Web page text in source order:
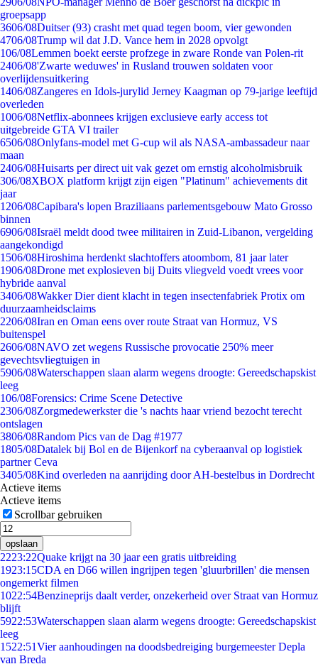
groepsapp
3606/08Duitser (93) crasht met quad tegen boom, vier gewonden
4706/08Trump wil dat J.D. Vance hem in 2028 opvolgt
106/08Lemmen boekt eerste profzege in zware Ronde van Polen-rit
2406/08'Zwarte weduwes' in Rusland trouwen soldaten voor
overlijdensuitkering
1406/08Zangeres en Idols-jurylid Jerney Kaagman op 79-jarige leeftijd
overleden
1006/08Netflix-abonnees krijgen exclusieve early access tot
uitgebreide GTA VI trailer
6506/08Onlyfans-model met G-cup wil als NASA-ambassadeur naar
maan
2406/08Huisarts per direct uit vak gezet om ernstig alcoholmisbruik
306/08XBOX platform krijgt zijn eigen "Platinum" achievements dit
jaar
1206/08Capibara's lopen Braziliaans parlementsgebouw Mato Grosso
binnen
6906/08Israël meldt dood twee militairen in Zuid-Libanon, vergelding
aangekondigd
1506/08Hiroshima herdenkt slachtoffers atoombom, 81 jaar later
1906/08Drone met explosieven bij Duits vliegveld voedt vrees voor
hybride aanval
3406/08Wakker Dier dient klacht in tegen insectenfabriek Protix om
duurzaamheidsclaims
2206/08Iran en Oman eens over route Straat van Hormuz, VS
buitenspel
2606/08NAVO zet wegens Russische provocatie 250% meer
gevechtsvliegtuigen in
5906/08Waterschappen slaan alarm wegens droogte: Gereedschapskist
leeg
106/08Forensics: Crime Scene Detective
2306/08Zorgmedewerkster die 's nachts haar vriend bezocht terecht
ontslagen
3806/08Random Pics van de Dag #1977
1805/08Datalek bij Bol en de Bijenkorf na cyberaanval op logistiek
partner Ceva
3405/08Kind overleden na aanrijding door AH-bestelbus in Dordrecht
Actieve items
Actieve items
Scrollbar gebruiken
opslaan
2223:22Quake krijgt na 30 jaar een gratis uitbreiding
1923:15CDA en D66 willen ingrijpen tegen 'gluurbrillen' die mensen
ongemerkt filmen
1022:54Benzineprijs daalt verder, onzekerheid over Straat van Hormuz
blijft
5922:53Waterschappen slaan alarm wegens droogte: Gereedschapskist
leeg
1522:51Vier aanhoudingen na doodsbedreiging burgemeester Depla
van Breda